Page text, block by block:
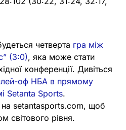
четверта гра між
(3:0), яка може стати
конференції. Дивіться
оф НБА в прямому
Setanta Sports.
setantasports.com, щоб
світового рівня.